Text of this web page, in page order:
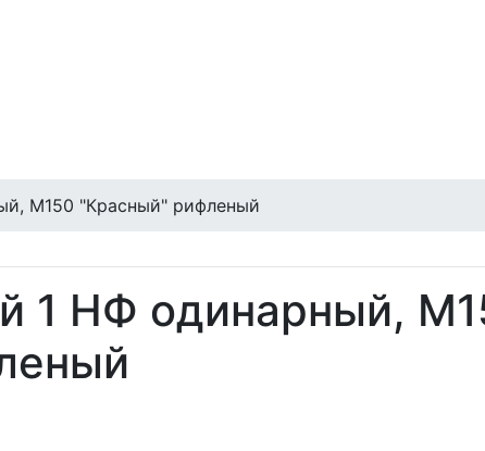
M150 "Красный" рифленый
1 НФ одинарный,